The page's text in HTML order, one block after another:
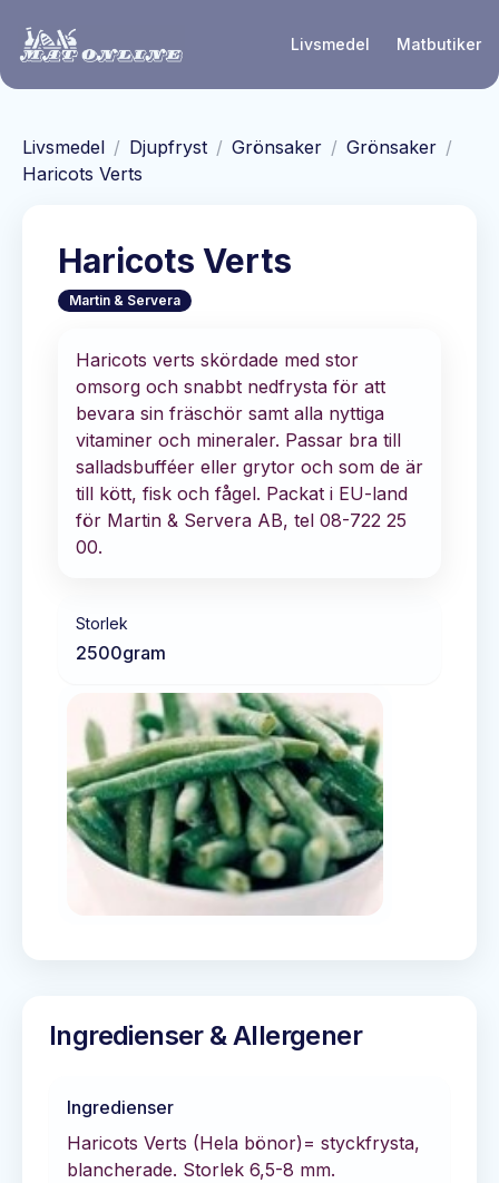
Livsmedel Matbutiker
Livsmedel / Djupfryst / Grönsaker / Grönsaker /
Haricots Verts
Haricots Verts
Martin & Servera
Haricots verts skördade med stor
omsorg och snabbt nedfrysta för att
bevara sin fräschör samt alla nyttiga
vitaminer och mineraler. Passar bra till
salladsbufféer eller grytor och som de är
till kött, fisk och fågel. Packat i EU-land
för Martin & Servera AB, tel 08-722 25
00.
Storlek
2500gram
Ingredienser & Allergener
Ingredienser
Haricots Verts (Hela bönor)= styckfrysta,
blancherade. Storlek 6,5-8 mm.